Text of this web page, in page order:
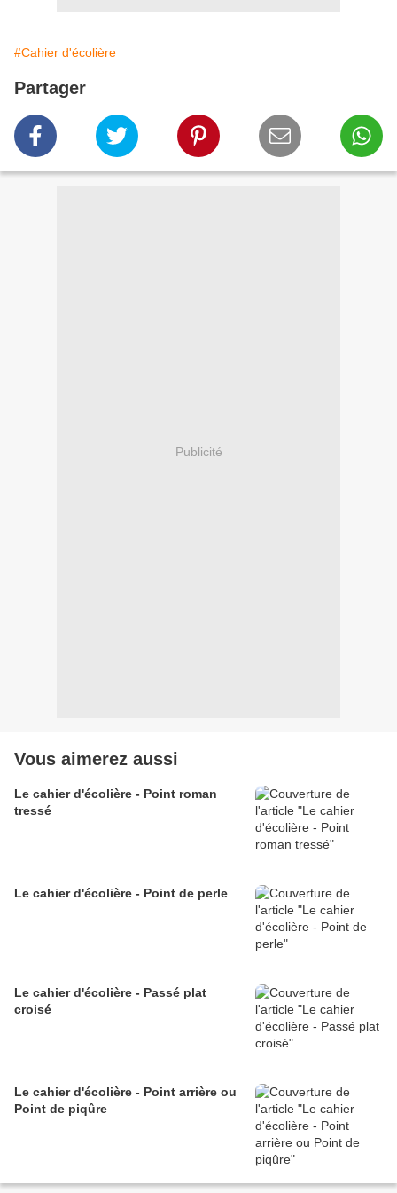
#Cahier d'écolière
Partager
Publicité
Vous aimerez aussi
Le cahier d'écolière - Point roman
tressé
Le cahier d'écolière - Point de perle
Le cahier d'écolière - Passé plat
croisé
Le cahier d'écolière - Point arrière ou
Point de piqûre